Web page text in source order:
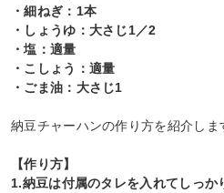
・細ねぎ：1本
・しょうゆ：大さじ1／2
・塩：適量
・こしょう：適量
・ごま油：大さじ1
納豆チャーハンの作り方を紹介しま
【作り方】
1.納豆は付属のタレを入れてしっか